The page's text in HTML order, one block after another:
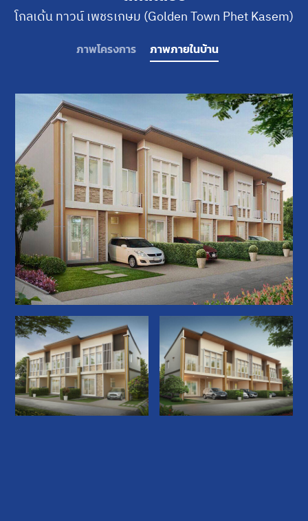
โกลเด้น ทาวน์ เพชรเกษม (Golden Town Phet Kasem)
ภาพโครงการ ภาพภายในบ้าน